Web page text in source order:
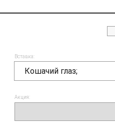
Вставка:
Кошачий глаз;
Акция: